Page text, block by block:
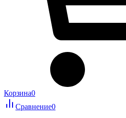
Корзина0
Сравнение0